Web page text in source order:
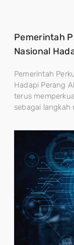
Pemerintah
Nasional
Pemerintah
Hadapi Perang
terus
sebagai